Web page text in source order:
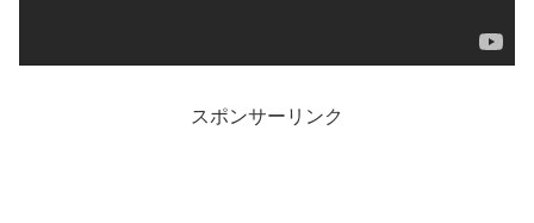
スポンサーリンク